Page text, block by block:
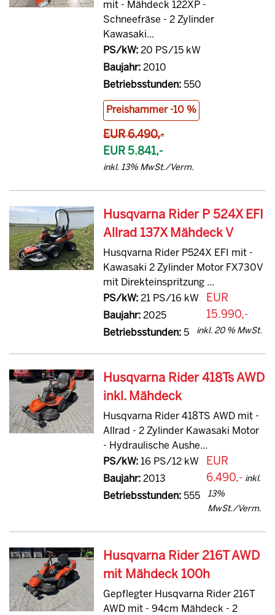
mit - Mähdeck 122XP -
Schneefräse - 2 Zylinder
Kawasaki...
PS/kW:20 PS/15 kW
Baujahr:2010
Betriebsstunden:550
Preishammer -10 %
EUR 6.490,-
EUR 5.841,-
inkl. 13% MwSt./Verm.
Husqvarna Rider P 524X EFI
Allrad 137X Mähdeck V
Husqvarna Rider P524X EFI mit -
Kawasaki 2 Zylinder Motor FX730V
mit Direkteinspritzung ...
PS/kW:21 PS/16 kW
Baujahr:2025
Betriebsstunden:5
EUR
15.990,-
inkl. 20 % MwSt.
Husqvarna Rider 418Ts AWD
inkl. Mähdeck
Husqvarna Rider 418TS AWD mit -
Allrad - 2 Zylinder Kawasaki Motor
- Hydraulische Aushe...
PS/kW:16 PS/12 kW
Baujahr:2013
Betriebsstunden:555
EUR
6.490,- inkl.
13%
MwSt./Verm.
Husqvarna Rider 216T AWD
mit Mähdeck 100h
Gepflegter Husqvarna Rider 216T
AWD mit - 94cm Mähdeck - 2